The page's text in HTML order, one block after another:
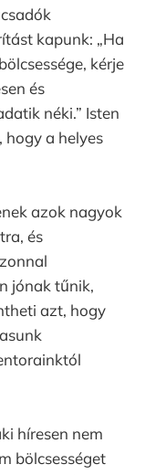
kapunk: „Ha
kérje
és
néki.” Isten
hogy a helyes
azok nagyok
és
jónak tűnik,
azt, hogy
híresen nem
bölcsességet